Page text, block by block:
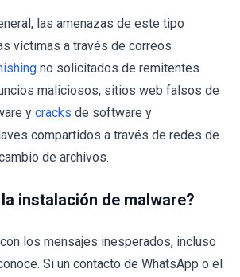
las amenazas de este tipo
víctimas a través de correos
no solicitados de remitentes
maliciosos, sitios web falsos de
y cracks de software y
compartidos a través de redes de
de archivos.
instalación de malware?
los mensajes inesperados, incluso
Si un contacto de WhatsApp o el